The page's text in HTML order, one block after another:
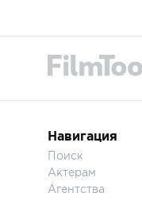
Навигация
Поиск
Актерам
Агентства